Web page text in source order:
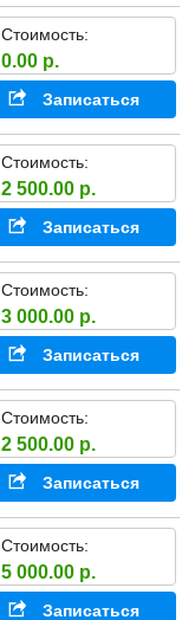
Стоимость:
0.00 р.
Записаться
Стоимость:
2 500.00 р.
Записаться
Стоимость:
3 000.00 р.
Записаться
Стоимость:
2 500.00 р.
Записаться
Стоимость:
5 000.00 р.
Записаться